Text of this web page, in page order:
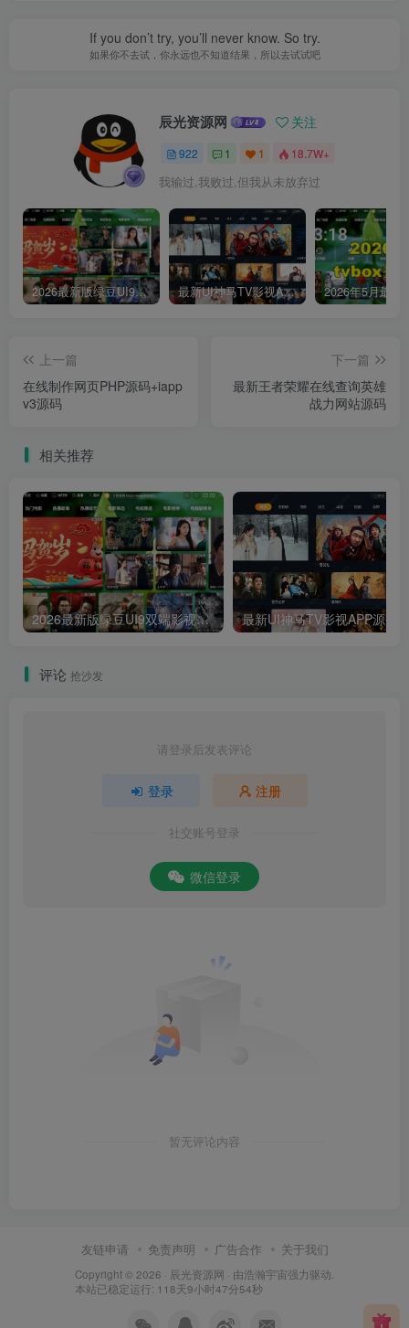
If you don’t try, you’ll never know. So try.
如果你不去试，你永远也不知道结果，所以去试试吧
辰光资源网 关注
922 1 1 18.7W+
我输过,我败过,但我从未放弃过
2026最新版绿豆UI9双端影视APP源码 最新UI神马TV影视APP源码 乐檬影视苹果CMS后台 包含前后端源码
上一篇
在线制作网页PHP源码+iapp
v3源码
下一篇
最新王者荣耀在线查询英雄
战力网站源码
相关推荐
2026最新版绿豆UI9双端影视APP源码
评论 抢沙发
请登录后发表评论
登录 注册
社交账号登录
微信登录
暂无评论内容
友链申请 免责声明 广告合作 关于我们
Copyright © 2026 · 辰光资源网 · 由浩瀚宇宙强力驱动.
本站已稳定运行: 118天9小时47分55秒